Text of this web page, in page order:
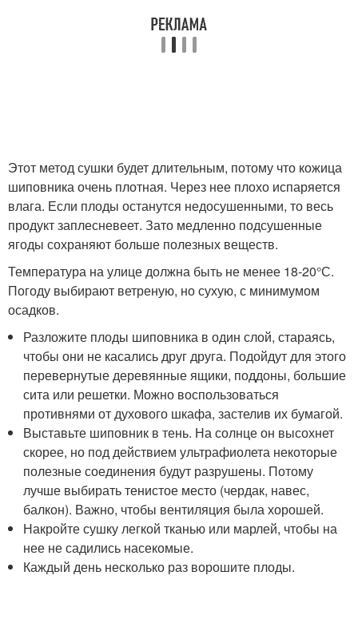
Этот метод сушки будет длительным, потому что кожица
шиповника очень плотная. Через нее плохо испаряется
влага. Если плоды останутся недосушенными, то весь
продукт заплесневеет. Зато медленно подсушенные
ягоды сохраняют больше полезных веществ.
Температура на улице должна быть не менее 18-20°С.
Погоду выбирают ветреную, но сухую, с минимумом
осадков.
Разложите плоды шиповника в один слой, стараясь,
чтобы они не касались друг друга. Подойдут для этого
перевернутые деревянные ящики, поддоны, большие
сита или решетки. Можно воспользоваться
противнями от духового шкафа, застелив их бумагой.
Выставьте шиповник в тень. На солнце он высохнет
скорее, но под действием ультрафиолета некоторые
полезные соединения будут разрушены. Потому
лучше выбирать тенистое место (чердак, навес,
балкон). Важно, чтобы вентиляция была хорошей.
Накройте сушку легкой тканью или марлей, чтобы на
нее не садились насекомые.
Каждый день несколько раз ворошите плоды.